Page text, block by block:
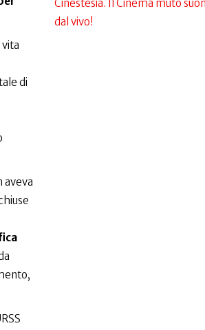
di
aveva
Cinestesia. Il Cinema muto
dal vivo!